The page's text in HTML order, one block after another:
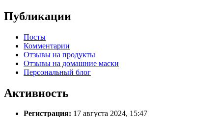
Публикации
Посты
Комментарии
Отзывы на продукты
Отзывы на домашние маски
Персональный блог
Активность
Регистрация: 17 августа 2024, 15:47